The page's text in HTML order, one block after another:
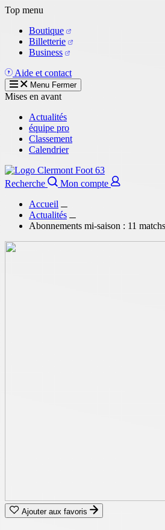
Aller
contenu
principal
Top menu
Boutique
Billetterie
Business
Aide et contact
Menu Fermer
Mises en avant
Actualités
équipe pro
Classement
Calendrier
Recherche
Mon compte
Accueil
Actualités
Abonnements mi-saison : 11
Ajouter aux favoris